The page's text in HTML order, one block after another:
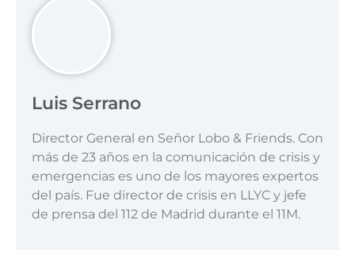
Luis Serrano
Director General en Señor Lobo & Friends. Con
más de 23 años en la comunicación de crisis y
emergencias es uno de los mayores expertos
del país. Fue director de crisis en LLYC y jefe
de prensa del 112 de Madrid durante el 11M.